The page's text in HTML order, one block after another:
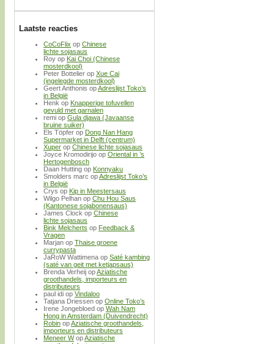
Laatste reacties
CoCoFlix op Chinese
lichte sojasaus
Roy op Kai Choi (Chinese
mosterdkool)
Peter Bottelier op Xue Cai
(ingelegde mosterdkool)
Geert Anthonis opAdreslijst Toko’s
in België
Henk op Knapperige tofuvellen
gevuld met garnalen
remi op Gula djawa (Javaanse
bruine suiker)
Els Töpfer op Dong Nan Hang
Supermarket in Delft (centrum)
Xuper op Chinese lichte sojasaus
Joyce Kromodirijo op Oriental in ’s
Hertogenbosch
Daan Hutting op Konnyaku
Smolders marc opAdreslijst Toko’s
in België
Crys op Kip in Meestersaus
Wilgo Pelhan op Chu Hou Saus
(Kantonese sojabonensaus)
James Clock op Chinese
lichte sojasaus
Bink Melcherts op Feedback &
Vragen
Marjan op Thaise groene
currypasta
JaRoW Wattimena op Saté kambing
(saté van geit met ketjapsaus)
Brenda Verheij opAziatische
groothandels, importeurs en
distributeurs
paul idi op Vindaloo
Tatjana Driessen op Online Toko’s
Irene Jongebloed op Wah Nam
Hong in Amsterdam (Duivendrecht)
Robin opAziatische groothandels,
importeurs en distributeurs
Meneer WopAziatische